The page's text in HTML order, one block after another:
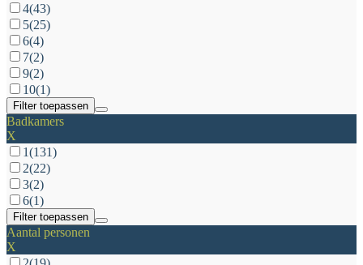
4(43)
5(25)
6(4)
7(2)
9(2)
10(1)
Filter toepassen
Badkamers
X
1(131)
2(22)
3(2)
6(1)
Filter toepassen
Aantal personen
X